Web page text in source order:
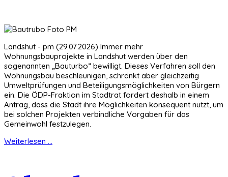
Landshut - pm (29.07.2026) Immer mehr
Wohnungsbauprojekte in Landshut werden über den
sogenannten „Bauturbo“ bewilligt. Dieses Verfahren soll den
Wohnungsbau beschleunigen, schränkt aber gleichzeitig
Umweltprüfungen und Beteiligungsmöglichkeiten von Bürgern
ein. Die ÖDP-Fraktion im Stadtrat fordert deshalb in einem
Antrag, dass die Stadt ihre Möglichkeiten konsequent nutzt, um
bei solchen Projekten verbindliche Vorgaben für das
Gemeinwohl festzulegen.
Weiterlesen ...